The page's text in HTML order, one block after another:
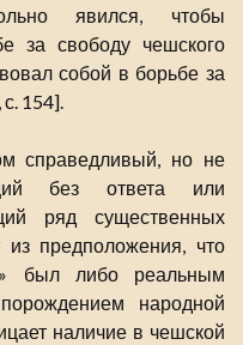
явился, чтобы
за свободу чешского
собой в борьбе за
154].
справедливый, но не
без ответа или
ряд существенных
из предположения, что
был либо реальным
народной
наличие в чешской